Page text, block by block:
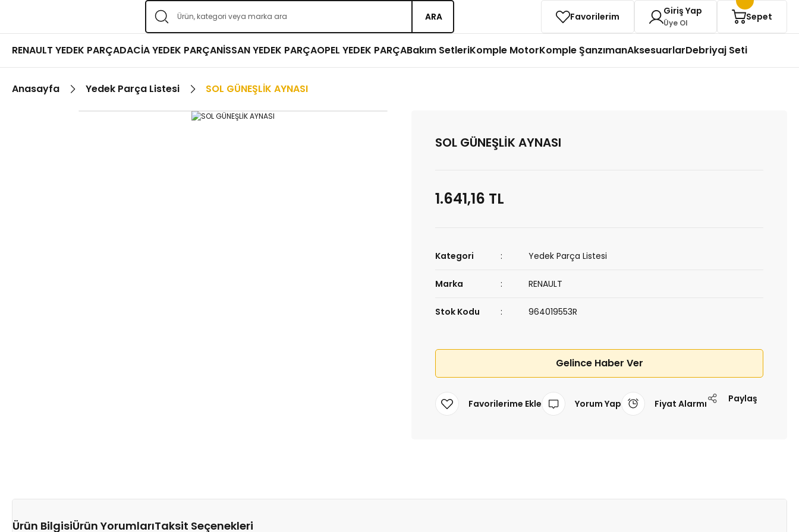
ARA Favorilerim Giriş Yap
Üye Ol
Sepet
RENAULT YEDEK PARÇADACİA YEDEK PARÇANİSSAN YEDEK PARÇAOPEL YEDEK PARÇABakım SetleriKomple MotorKomple ŞanzımanAksesuarlarDebriyaj Seti
Anasayfa Yedek Parça Listesi SOL GÜNEŞLİK AYNASI
SOL GÜNEŞLİK AYNASI
1.641,16 TL
Kategori Yedek Parça Listesi
Marka RENAULT
Stok Kodu 964019553R
Gelince Haber Ver
Yorum Yap Fiyat Alarmı Paylaş
Ürün BilgisiÜrün YorumlarıTaksit Seçenekleri